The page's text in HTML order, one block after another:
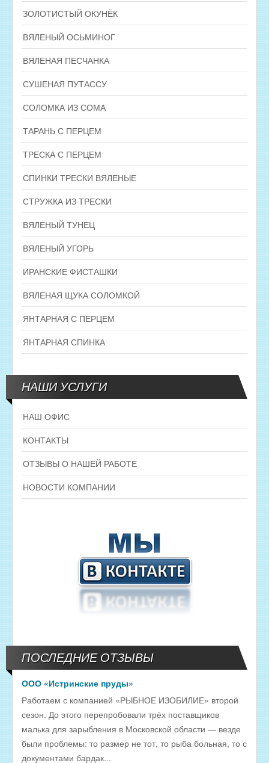
ЗОЛОТИСТЫЙ ОКУНЁК
ВЯЛЕНЫЙ ОСЬМИНОГ
ВЯЛЕНАЯ ПЕСЧАНКА
СУШЕНАЯ ПУТАССУ
СОЛОМКА ИЗ СОМА
ТАРАНЬ С ПЕРЦЕМ
ТРЕСКА С ПЕРЦЕМ
СПИНКИ ТРЕСКИ ВЯЛЕНЫЕ
СТРУЖКА ИЗ ТРЕСКИ
ВЯЛЕНЫЙ ТУНЕЦ
ВЯЛЕНЫЙ УГОРЬ
ИРАНСКИЕ ФИСТАШКИ
ВЯЛЕНАЯ ЩУКА СОЛОМКОЙ
ЯНТАРНАЯ С ПЕРЦЕМ
ЯНТАРНАЯ СПИНКА
НАШИ УСЛУГИ
НАШ ОФИС
КОНТАКТЫ
ОТЗЫВЫ О НАШЕЙ РАБОТЕ
НОВОСТИ КОМПАНИИ
ПОСЛЕДНИЕ ОТЗЫВЫ
ООО «Истринские пруды»
Работаем с компанией «РЫБНОЕ ИЗОБИЛИЕ» второй
сезон. До этого перепробовали трёх поставщиков
малька для зарыбления в Московской области — везде
были проблемы: то размер не тот, то рыба больная, то с
документами бардак...